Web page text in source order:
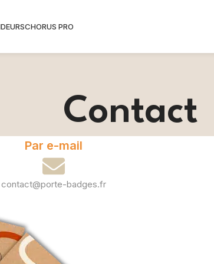
CHORUS PRO
Contact
Par e-mail
contact@porte-badges.fr